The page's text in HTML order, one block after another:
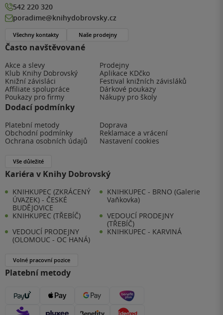
Často navštěvované
Akce a slevy
Prodejny
Klub Knihy Dobrovský
Aplikace KDčko
Knižní závisláci
Festival knižních závisláků
Affiliate spolupráce
Dárkové poukazy
Poukazy pro firmy
Nákupy pro školy
Dodací podmínky
Platební metody
Doprava
Obchodní podmínky
Reklamace a vrácení
Ochrana osobních údajů
Nastavení cookies
Vše důležité
Kariéra v Knihy Dobrovský
KNIHKUPEC (ZKRÁCENÝ
ÚVAZEK) - ČESKÉ
BUDĚJOVICE
KNIHKUPEC - BRNO (Galerie
Vaňkovka)
KNIHKUPEC (TŘEBÍČ)
VEDOUCÍ PRODEJNY
(TŘEBÍČ)
VEDOUCÍ PRODEJNY
(OLOMOUC - OC HANÁ)
KNIHKUPEC - KARVINÁ
Volné pracovní pozice
Platební metody
542 220 320
poradime@knihydobrovsky.cz
Všechny kontakty Naše prodejny